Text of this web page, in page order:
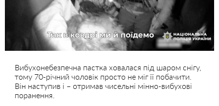
Вибухонебезпечна пастка ховалася під шаром снігу,
тому 70-річний чоловік просто не міг її побачити.
Він наступив і – отримав чисельні мінно-вибухові
поранення.